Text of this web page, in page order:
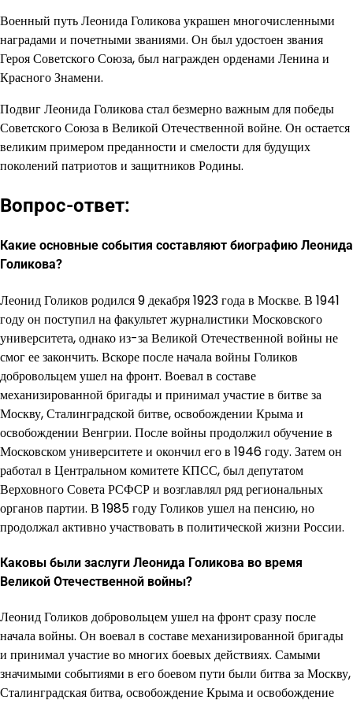
Военный путь Леонида Голикова украшен многочисленными
наградами и почетными званиями. Он был удостоен звания
Героя Советского Союза, был награжден орденами Ленина и
Красного Знамени.
Подвиг Леонида Голикова стал безмерно важным для победы
Советского Союза в Великой Отечественной войне. Он остается
великим примером преданности и смелости для будущих
поколений патриотов и защитников Родины.
Вопрос-ответ:
Какие основные события составляют биографию Леонида
Голикова?
Леонид Голиков родился 9 декабря 1923 года в Москве. В 1941
году он поступил на факультет журналистики Московского
университета, однако из-за Великой Отечественной войны не
смог ее закончить. Вскоре после начала войны Голиков
добровольцем ушел на фронт. Воевал в составе
механизированной бригады и принимал участие в битве за
Москву, Сталинградской битве, освобождении Крыма и
освобождении Венгрии. После войны продолжил обучение в
Московском университете и окончил его в 1946 году. Затем он
работал в Центральном комитете КПСС, был депутатом
Верховного Совета РСФСР и возглавлял ряд региональных
органов партии. В 1985 году Голиков ушел на пенсию, но
продолжал активно участвовать в политической жизни России.
Каковы были заслуги Леонида Голикова во время
Великой Отечественной войны?
Леонид Голиков добровольцем ушел на фронт сразу после
начала войны. Он воевал в составе механизированной бригады
и принимал участие во многих боевых действиях. Самыми
значимыми событиями в его боевом пути были битва за Москву,
Сталинградская битва, освобождение Крыма и освобождение